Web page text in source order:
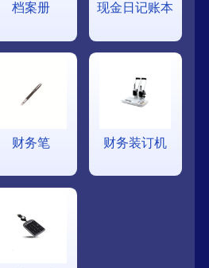
档案册 现金日记账本
财务笔 财务装订机